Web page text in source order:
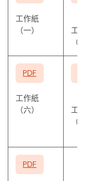
工作紙
（一）
工
（
PDF
工作紙
（六）
工
（
PDF